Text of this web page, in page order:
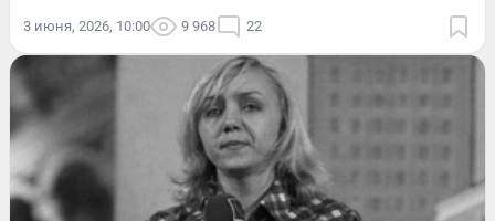
3 июня, 2026, 10:00 9 968 22